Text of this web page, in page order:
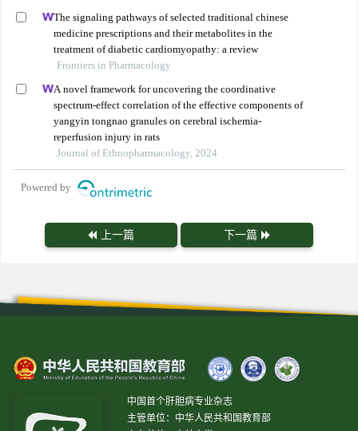
The signaling pathways of selected traditional chinese
medicine prescriptions and their metabolites in the
treatment of diabetic cardiomyopathy: a review
Frontiers in Pharmacology
A novel framework for uncovering the coordinative
spectrum-effect correlation of the effective components of
yangyin tongnao granules on cerebral ischemia-
reperfusion injury in rats
Journal of Ethnopharmacology, 2024
Powered by
上一篇 下一篇
中国首个肝胆病专业杂志
主管单位：中华人民共和国教育部